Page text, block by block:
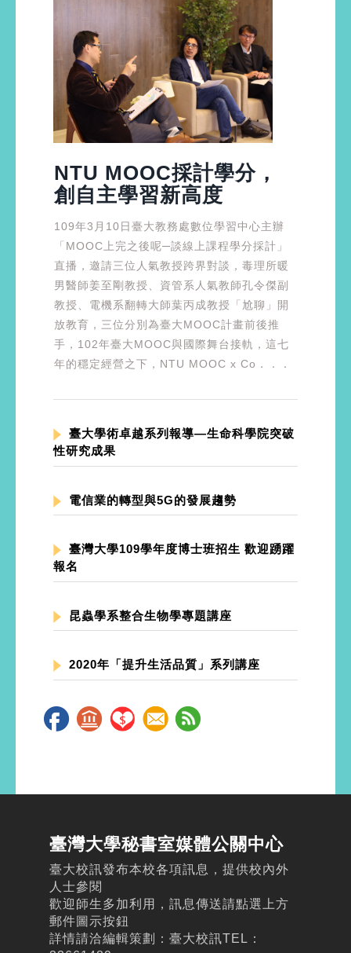
NTU MOOC採計學分，
創自主學習新高度
109年3月10日臺大教務處數位學習中心主辦
「MOOC上完之後呢─談線上課程學分採計」
直播，邀請三位人氣教授跨界對談，毒理所暖
男醫師姜至剛教授、資管系人氣教師孔令傑副
教授、電機系翻轉大師葉丙成教授「尬聊」開
放教育，三位分別為臺大MOOC計畫前後推
手，102年臺大MOOC與國際舞台接軌，這七
年的穩定經營之下，NTU MOOC x Co．．．
臺大學術卓越系列報導—生命科學院突破
性研究成果
電信業的轉型與5G的發展趨勢
臺灣大學109學年度博士班招生 歡迎踴躍
報名
昆蟲學系整合生物學專題講座
2020年「提升生活品質」系列講座
臺灣大學秘書室媒體公關中心
臺大校訊發布本校各項訊息，提供校內外
人士參閱
歡迎師生多加利用，訊息傳送請點選上方
郵件圖示按鈕
詳情請洽編輯策劃：臺大校訊TEL：